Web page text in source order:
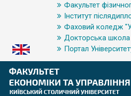
Факультет
Інститут
Фаховий коледж
Докторська школа
Портал